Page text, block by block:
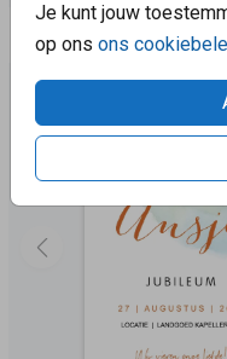
Je kunt jouw
op ons ons
Aanbevolen